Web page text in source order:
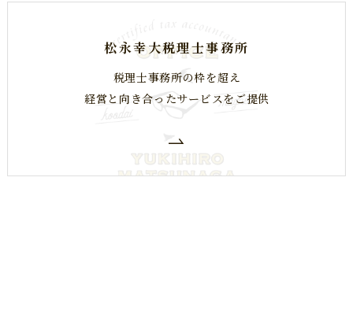
松永幸大税理士事務所
税理士事務所の枠を超え
​​​​​​​経営と向き合ったサービスをご提供